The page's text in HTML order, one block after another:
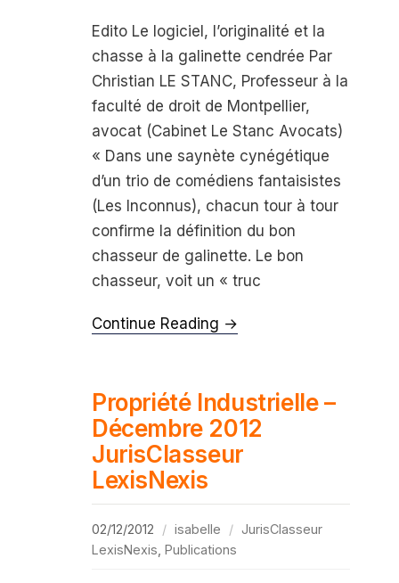
Edito Le logiciel, l’originalité et la
chasse à la galinette cendrée Par
Christian LE STANC, Professeur à la
faculté de droit de Montpellier,
avocat (Cabinet Le Stanc Avocats)
« Dans une saynète cynégétique
d’un trio de comédiens fantaisistes
(Les Inconnus), chacun tour à tour
confirme la définition du bon
chasseur de galinette. Le bon
chasseur, voit un « truc
Continue Reading →
Propriété Industrielle –
Décembre 2012
JurisClasseur
LexisNexis
02/12/2012 isabelle
JurisClasseur
LexisNexis Publications